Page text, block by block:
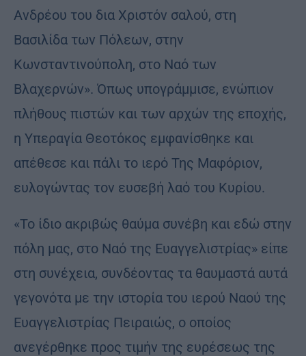
Ανδρέου του δια Χριστόν σαλού, στη
Βασιλίδα των Πόλεων, στην
Κωνσταντινούπολη, στο Ναό των
Βλαχερνών». Όπως υπογράμμισε, ενώπιον
πλήθους πιστών και των αρχών της εποχής,
η Υπεραγία Θεοτόκος εμφανίσθηκε και
απέθεσε και πάλι το ιερό Της Μαφόριον,
ευλογώντας τον ευσεβή λαό του Κυρίου.
«Το ίδιο ακριβώς θαύμα συνέβη και εδώ στην
πόλη μας, στο Ναό της Ευαγγελιστρίας» είπε
στη συνέχεια, συνδέοντας τα θαυμαστά αυτά
γεγονότα με την ιστορία του ιερού Ναού της
Ευαγγελιστρίας Πειραιώς, ο οποίος
ανεγέρθηκε προς τιμήν της ευρέσεως της